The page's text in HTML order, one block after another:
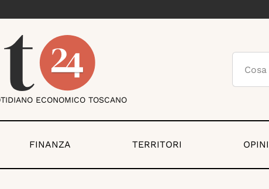
ECONOMICO TOSCANO
FINANZA TERRITORI